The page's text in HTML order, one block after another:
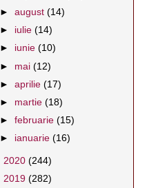
►august(14)
► iulie(14)
► iunie(10)
► mai(12)
►aprilie(17)
► martie(18)
►februarie(15)
► ianuarie(16)
2020 (244)
2019 (282)